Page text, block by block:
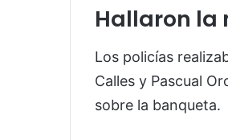
Hallaron la
Los policías
Calles y Pascual
sobre la banqueta.